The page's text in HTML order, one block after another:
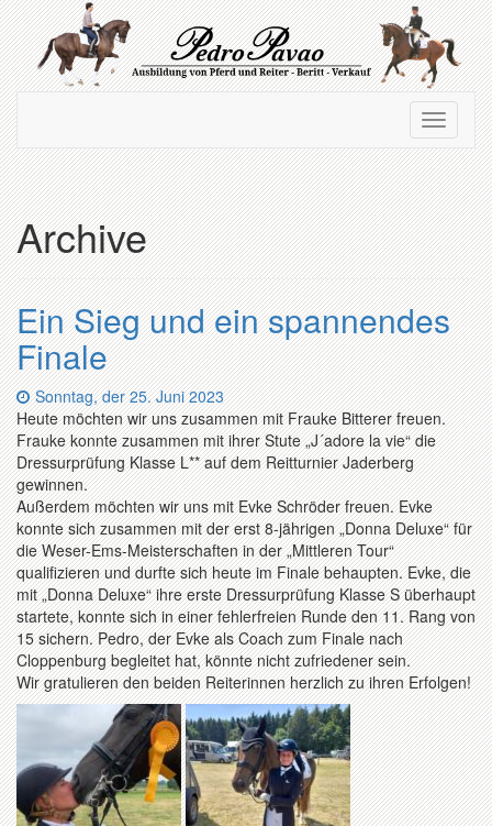
Zum
Hauptinhalt
springen
ein-/
Archive
Ein Sieg und ein spannendes
Finale
Datum:
Sonntag, der 25. Juni 2023
Heute möchten wir uns zusammen mit Frauke Bitterer freuen.
Frauke konnte zusammen mit ihrer Stute „J´adore la vie“ die
Dressurprüfung Klasse L** auf dem Reitturnier Jaderberg
gewinnen.
Außerdem möchten wir uns mit Evke Schröder freuen. Evke
konnte sich zusammen mit der erst 8-jährigen „Donna Deluxe“ für
die Weser-Ems-Meisterschaften in der „Mittleren Tour“
qualifizieren und durfte sich heute im Finale behaupten. Evke, die
mit „Donna Deluxe“ ihre erste Dressurprüfung Klasse S überhaupt
startete, konnte sich in einer fehlerfreien Runde den 11. Rang von
15 sichern. Pedro, der Evke als Coach zum Finale nach
Cloppenburg begleitet hat, könnte nicht zufriedener sein.
Wir gratulieren den beiden Reiterinnen herzlich zu ihren Erfolgen!